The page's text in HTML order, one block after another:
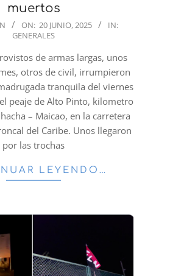
muertos
ON: 20 JUNIO, 2025
IN:
GENERALES
de armas largas, unos
otros de civil, irrumpieron
tranquila del viernes
peaje de Alto Pinto, kilometro
– Maicao, en la carretera
del Caribe. Unos llegaron
por las trochas
LEYENDO…